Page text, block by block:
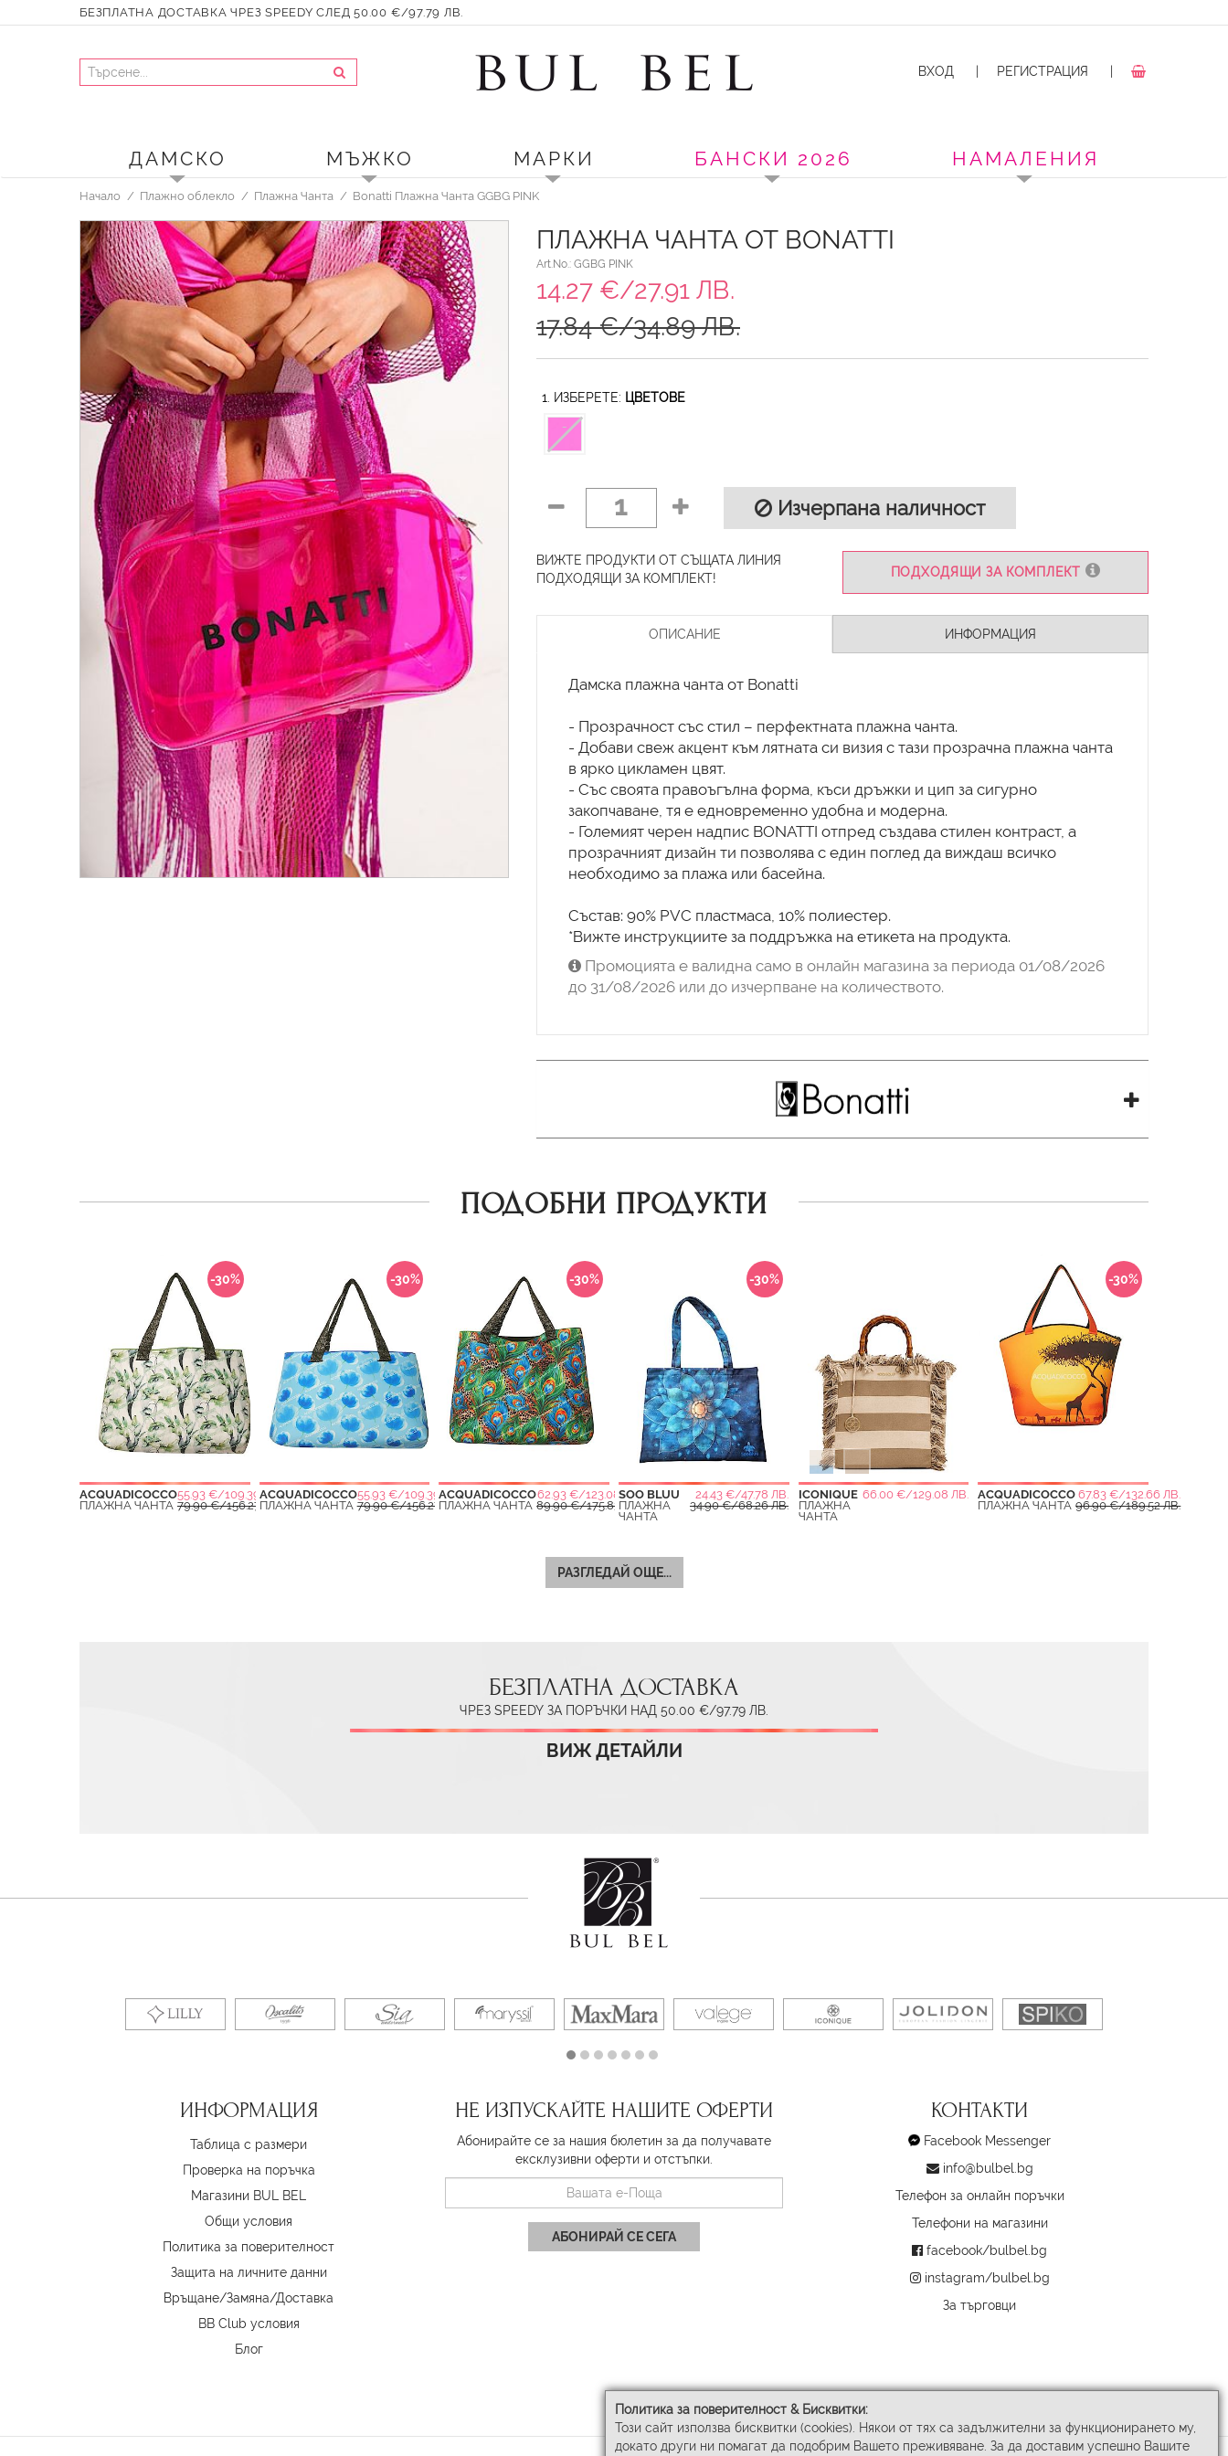
Политика за поверителност & Бисквитки:
Този сайт използва бисквитки (cookies). Някои от тях са задължителни за функционирането му,
докато други ни помагат да подобрим Вашето преживяване. За да доставим успешно Вашите
БЕЗПЛАТНА ДОСТАВКА ЧРЕЗ SPEEDY СЛЕД 50.00 €/97.79 ЛВ.
ВХОД РЕГИСТРАЦИЯ
ДАМСКО МЪЖКО МАРКИ БАНСКИ 2026 НАМАЛЕНИЯ
Начало Плажно облекло Плажна Чанта Bonatti Плажна Чанта GGBG PINK
ПЛАЖНА ЧАНТА ОТ BONATTI
Art.No.: GGBG PINK
14.27 €/27.91 ЛВ.
17.84 €/34.89 ЛВ.
1. ИЗБЕРЕТЕ: ЦВЕТОВЕ
1 Изчерпана наличност
ПОДХОДЯЩИ ЗА КОМПЛЕКТ
ВИЖТЕ ПРОДУКТИ ОТ СЪЩАТА ЛИНИЯ
ПОДХОДЯЩИ ЗА КОМПЛЕКТ!
ОПИСАНИЕ ИНФОРМАЦИЯ
Дамска плажна чанта от Bonatti
- Прозрачност със стил – перфектната плажна чанта.
- Добави свеж акцент към лятната си визия с тази прозрачна плажна чанта
в ярко цикламен цвят.
- Със своята правоъгълна форма, къси дръжки и цип за сигурно
закопчаване, тя е едновременно удобна и модерна.
- Големият черен надпис BONATTI отпред създава стилен контраст, а
прозрачният дизайн ти позволява с един поглед да виждаш всичко
необходимо за плажа или басейна.
Състав: 90% PVC пластмаса, 10% полиестер.
*Вижте инструкциите за поддръжка на етикета на продукта.
Промоцията е валидна само в онлайн магазина за периода 01/08/2026
до 31/08/2026 или до изчерпване на количеството.
ПОДОБНИ ПРОДУКТИ
-30%
ACQUADICOCCO55.93 €/109.39 ЛВ.
ПЛАЖНА ЧАНТА 79.90 €/156.27 ЛВ.
-30%
ACQUADICOCCO55.93 €/109.39 ЛВ.
ПЛАЖНА ЧАНТА 79.90 €/156.27 ЛВ.
-30%
ACQUADICOCCO62.93 €/123.08 ЛВ.
ПЛАЖНА ЧАНТА 89.90 €/175.83 ЛВ.
-30%
SOO BLUU
24.43 €/47.78 ЛВ.
ПЛАЖНА
ЧАНТА
34.90 €/68.26 ЛВ.
ICONIQUE 66.00 €/129.08 ЛВ.
ПЛАЖНА
ЧАНТА
-30%
ACQUADICOCCO 67.83 €/132.66 ЛВ.
ПЛАЖНА ЧАНТА 96.90 €/189.52 ЛВ.
РАЗГЛЕДАЙ ОЩЕ...
БЕЗПЛАТНА ДОСТАВКА
ЧРЕЗ SPEEDY ЗА ПОРЪЧКИ НАД 50.00 €/97.79 ЛВ.
ВИЖ ДЕТАЙЛИ
ИНФОРМАЦИЯ
Таблица с размери
Проверка на поръчка
Магазини BUL BEL
Oбщи условия
Политика за поверителност
Защита на личните данни
Връщане/Замяна/Доставка
BB Club условия
Блог
НЕ ИЗПУСКАЙТЕ НАШИТЕ ОФЕРТИ
Абонирайте се за нашия бюлетин за да получавате
ексклузивни оферти и отстъпки.
АБОНИРАЙ СЕ СЕГА
КОНТАКТИ
Facebook Messenger
info@bulbel.bg
Телефон за онлайн поръчки
Телефони на магазини
facebook/bulbel.bg
instagram/bulbel.bg
За търговци